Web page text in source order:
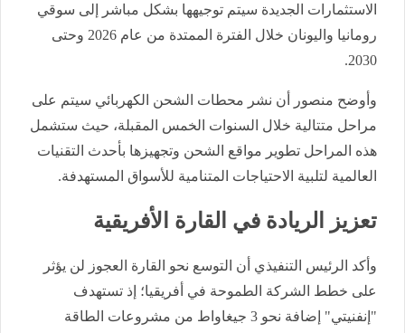
الاستثمارات الجديدة سيتم توجيهها بشكل مباشر إلى سوقي
رومانيا واليونان خلال الفترة الممتدة من عام 2026 وحتى
2030.
وأوضح منصور أن نشر محطات الشحن الكهربائي سيتم على
مراحل متتالية خلال السنوات الخمس المقبلة، حيث ستشمل
هذه المراحل تطوير مواقع الشحن وتجهيزها بأحدث التقنيات
العالمية لتلبية الاحتياجات المتنامية للأسواق المستهدفة.
تعزيز الريادة في القارة الأفريقية
وأكد الرئيس التنفيذي أن التوسع نحو القارة العجوز لن يؤثر
على خطط الشركة الطموحة في أفريقيا؛ إذ تستهدف
"إنفنيتي" إضافة نحو 3 جيغاواط من مشروعات الطاقة